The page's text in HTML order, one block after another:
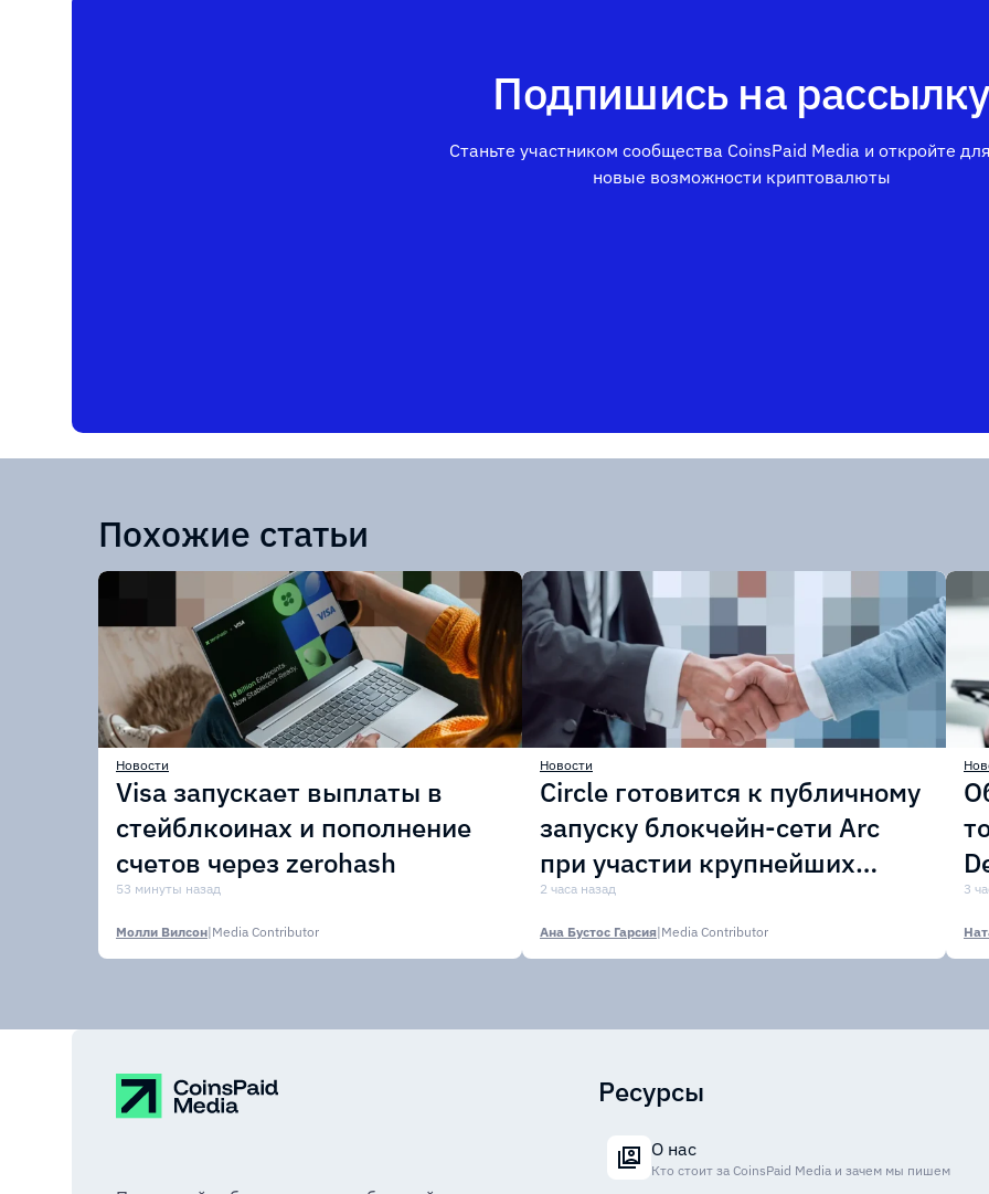
Подпишись на рассылку
Станьте участником сообщества CoinsPaid Media и откройте
новые возможности криптовалюты
Похожие статьи
Новости
Visa запускает выплаты в
стейблкоинах и пополнение
счетов через zerohash
53 минуты назад
Молли Вилсон|Media Contributor
Новости
Circle готовится к публичному
запуску блокчейн-сети Arc
при участии крупнейших
финансовых организаций
2 часа назад
Ана Бустос Гарсия|Media Contributor
3
Ресурсы
О нас
Кто стоит за CoinsPaid Media и зачем мы пишем